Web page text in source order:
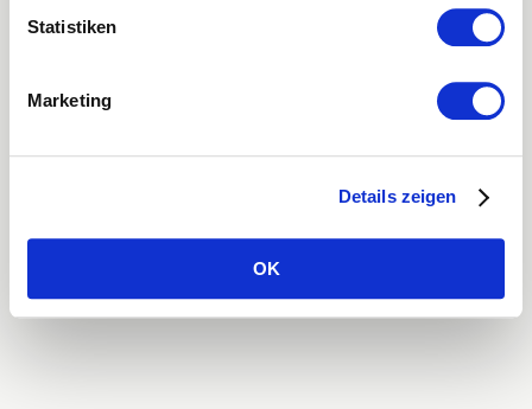
Statistiken
Marketing
Details zeigen
OK